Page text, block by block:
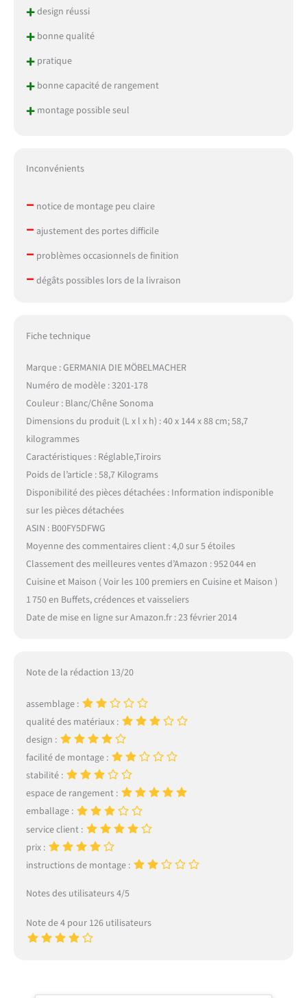
+design réussi
+bonne qualité
+pratique
+bonne capacité de rangement
+montage possible seul
Inconvénients
– notice de montage peu claire
– ajustement des portes difficile
– problèmes occasionnels de finition
– dégâts possibles lors de la livraison
Fiche technique
Marque : GERMANIA DIE MÖBELMACHER
Numéro de modèle : 3201-178
Couleur : Blanc/Chêne Sonoma
Dimensions du produit (L x l x h) : 40 x 144 x 88 cm; 58,7
kilogrammes
Caractéristiques : Réglable,Tiroirs
Poids de l’article : 58,7 Kilograms
Disponibilité des pièces détachées : Information indisponible
sur les pièces détachées
ASIN : B00FY5DFWG
Moyenne des commentaires client : 4,0 sur 5 étoiles
Classement des meilleures ventes d’Amazon : 952 044 en
Cuisine et Maison ( Voir les 100 premiers en Cuisine et Maison )
1 750 en Buffets, crédences et vaisseliers
Date de mise en ligne sur Amazon.fr : 23 février 2014
Note de la rédaction 13/20
assemblage :
qualité des matériaux :
design :
facilité de montage :
stabilité :
espace de rangement :
emballage :
service client :
prix :
instructions de montage :
Notes des utilisateurs 4/5
Note de 4 pour 126 utilisateurs